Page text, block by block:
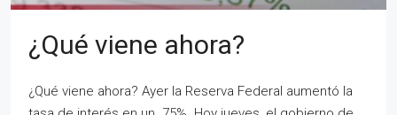
¿Qué viene ahora?
¿Qué viene ahora? Ayer la Reserva Federal aumentó la